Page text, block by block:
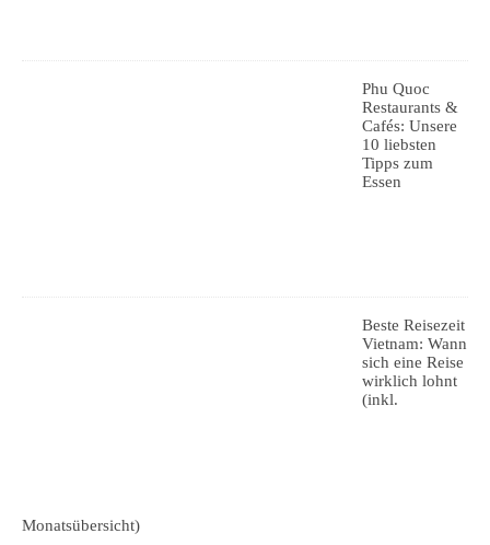
Phu Quoc
Restaurants &
Cafés: Unsere
10 liebsten
Tipps zum
Essen
Beste Reisezeit
Vietnam: Wann
sich eine Reise
wirklich lohnt
(inkl.
Monatsübersicht)